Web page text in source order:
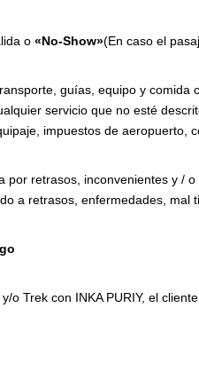
o «No-Show»(En caso el
guías, equipo y comida
servicio que no esté
impuestos de aeropuerto,
por retrasos, inconvenientes y /
a retrasos, enfermedades, mal
o Trek con INKA PURIY, el